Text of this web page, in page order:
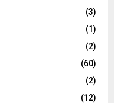
(3)
(1)
(2)
(60)
(2)
(12)